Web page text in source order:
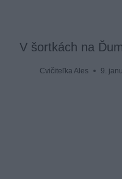
V šortkách na
Cvičiteľka Ales 9.